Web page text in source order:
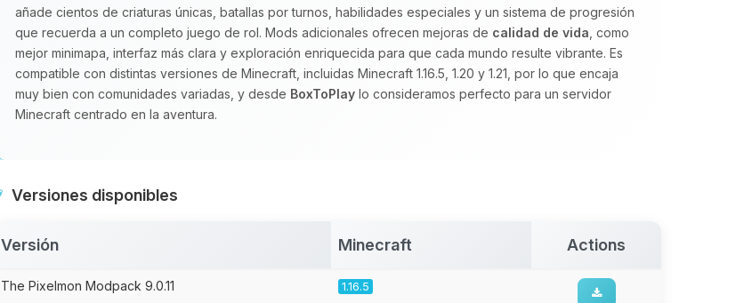
añade cientos de criaturas únicas, batallas por turnos, habilidades especiales y un sistema de progresión
que recuerda a un completo juego de rol. Mods adicionales ofrecen mejoras de calidad de vida , como
mejor minimapa, interfaz más clara y exploración enriquecida para que cada mundo resulte vibrante. Es
compatible con distintas versiones de Minecraft, incluidas Minecraft 1.16.5, 1.20 y 1.21, por lo que encaja
muy bien con comunidades variadas, y desde BoxToPlay lo consideramos perfecto para un servidor
Minecraft centrado en la aventura.
Versiones disponibles
Versión Minecraft Actions
The Pixelmon Modpack 9.0.11 1.16.5